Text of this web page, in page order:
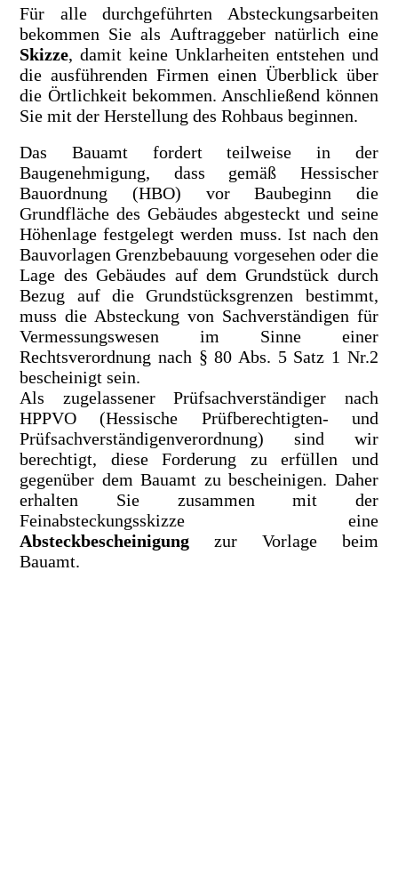
Für alle durchgeführten Absteckungsarbeiten
bekommen Sie als Auftraggeber natürlich eine
Skizze, damit keine Unklarheiten entstehen und
die ausführenden Firmen einen Überblick über
die Örtlichkeit bekommen. Anschließend können
Sie mit der Herstellung des Rohbaus beginnen.
Das Bauamt fordert teilweise in der
Baugenehmigung, dass gemäß Hessischer
Bauordnung (HBO) vor Baubeginn die
Grundfläche des Gebäudes abgesteckt und seine
Höhenlage festgelegt werden muss. Ist nach den
Bauvorlagen Grenzbebauung vorgesehen oder die
Lage des Gebäudes auf dem Grundstück durch
Bezug auf die Grundstücksgrenzen bestimmt,
muss die Absteckung von Sachverständigen für
Vermessungswesen im Sinne einer
Rechtsverordnung nach § 80 Abs. 5 Satz 1 Nr.2
bescheinigt sein.
Als zugelassener Prüfsachverständiger nach
HPPVO (Hessische Prüfberechtigten- und
Prüfsachverständigenverordnung) sind wir
berechtigt, diese Forderung zu erfüllen und
gegenüber dem Bauamt zu bescheinigen. Daher
erhalten Sie zusammen mit der
Feinabsteckungsskizze eine
Absteckbescheinigung zur Vorlage beim
Bauamt.